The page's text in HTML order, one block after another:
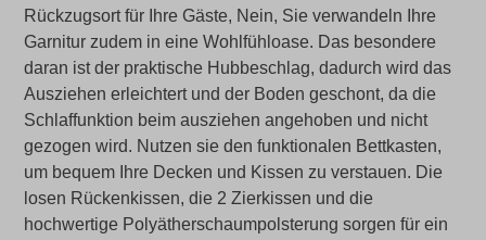
Rückzugsort für Ihre Gäste, Nein, Sie verwandeln Ihre
Garnitur zudem in eine Wohlfühloase. Das besondere
daran ist der praktische Hubbeschlag, dadurch wird das
Ausziehen erleichtert und der Boden geschont, da die
Schlaffunktion beim ausziehen angehoben und nicht
gezogen wird. Nutzen sie den funktionalen Bettkasten,
um bequem Ihre Decken und Kissen zu verstauen. Die
losen Rückenkissen, die 2 Zierkissen und die
hochwertige Polyätherschaumpolsterung sorgen für ein